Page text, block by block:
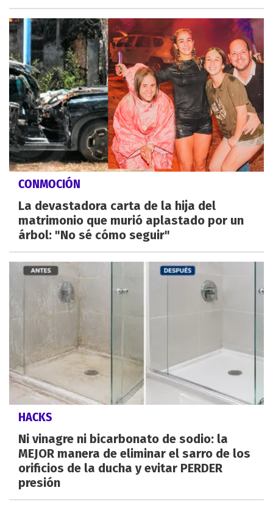
CONMOCIÓN
La devastadora carta de la hija del
matrimonio que murió aplastado por un
árbol: "No sé cómo seguir"
HACKS
Ni vinagre ni bicarbonato de sodio: la
MEJOR manera de eliminar el sarro de los
orificios de la ducha y evitar PERDER
presión